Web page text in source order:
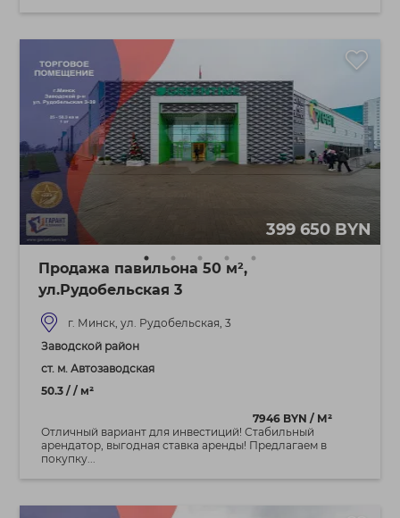
399 650 BYN
Продажа павильона 50 м²,
ул.Рудобельская 3
г. Минск, ул. Рудобельская, 3
Заводской район
ст. м. Автозаводская
50.3 / / м²
7946 BYN / М²
Отличный вариант для инвестиций! Стабильный
арендатор, выгодная ставка аренды! Предлагаем в
покупку...